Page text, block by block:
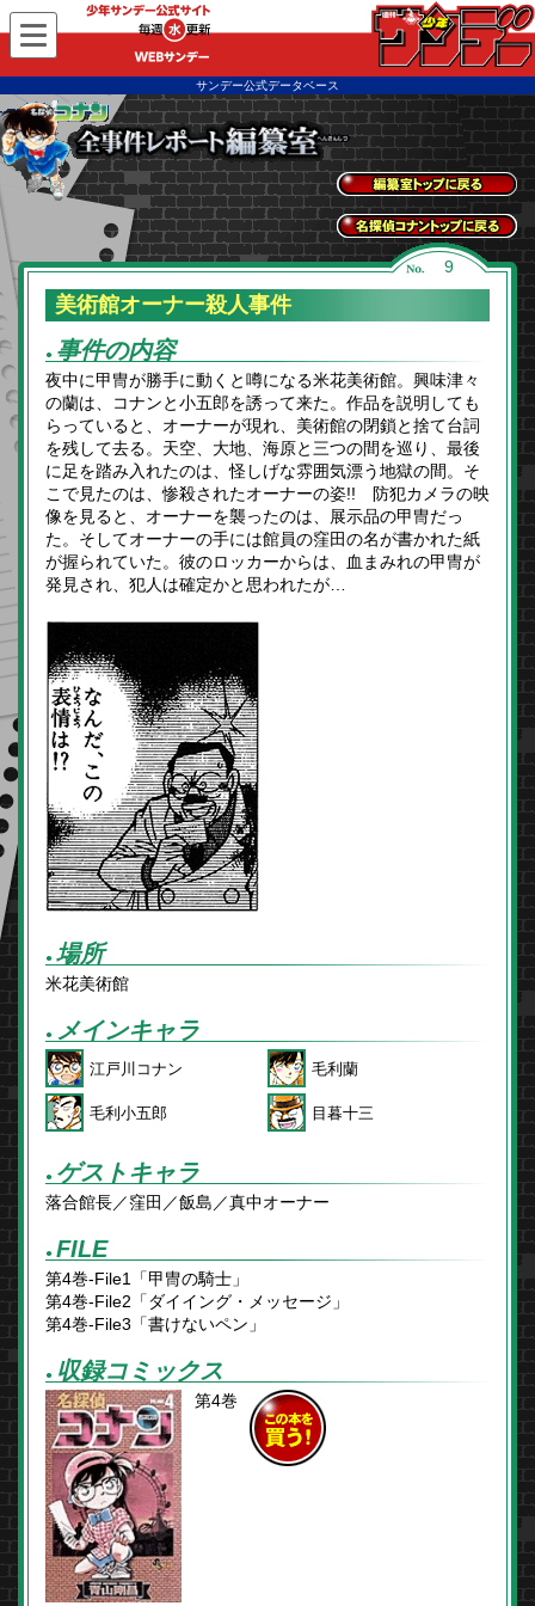
WEBサンデー
サンデー公式データベース
全事件レポートトッ
プに戻る
名探偵コナントップ
に戻る
9
美術館オーナー殺人事件
● FILE
第4巻-File1「甲冑の騎士」
第4巻-File2「ダイイング・メッセージ」
第4巻-File3「書けないペン」
● メインキャラ
江戸川コナン 毛利蘭
毛利小五郎 目暮十三
● 場所
米花美術館
● ゲストキャラ
落合館長／窪田／飯島／真中オーナー
● 事件の内容
夜中に甲冑が勝手に動くと噂になる米花美術館。興味津々
の蘭は、コナンと小五郎を誘って来た。作品を説明しても
らっていると、オーナーが現れ、美術館の閉鎖と捨て台詞
を残して去る。天空、大地、海原と三つの間を巡り、最後
に足を踏み入れたのは、怪しげな雰囲気漂う地獄の間。そ
こで見たのは、惨殺されたオーナーの姿!! 防犯カメラの映
像を見ると、オーナーを襲ったのは、展示品の甲冑だっ
た。そしてオーナーの手には館員の窪田の名が書かれた紙
が握られていた。彼のロッカーからは、血まみれの甲冑が
発見され、犯人は確定かと思われたが…
● 収録コミックス
第4巻